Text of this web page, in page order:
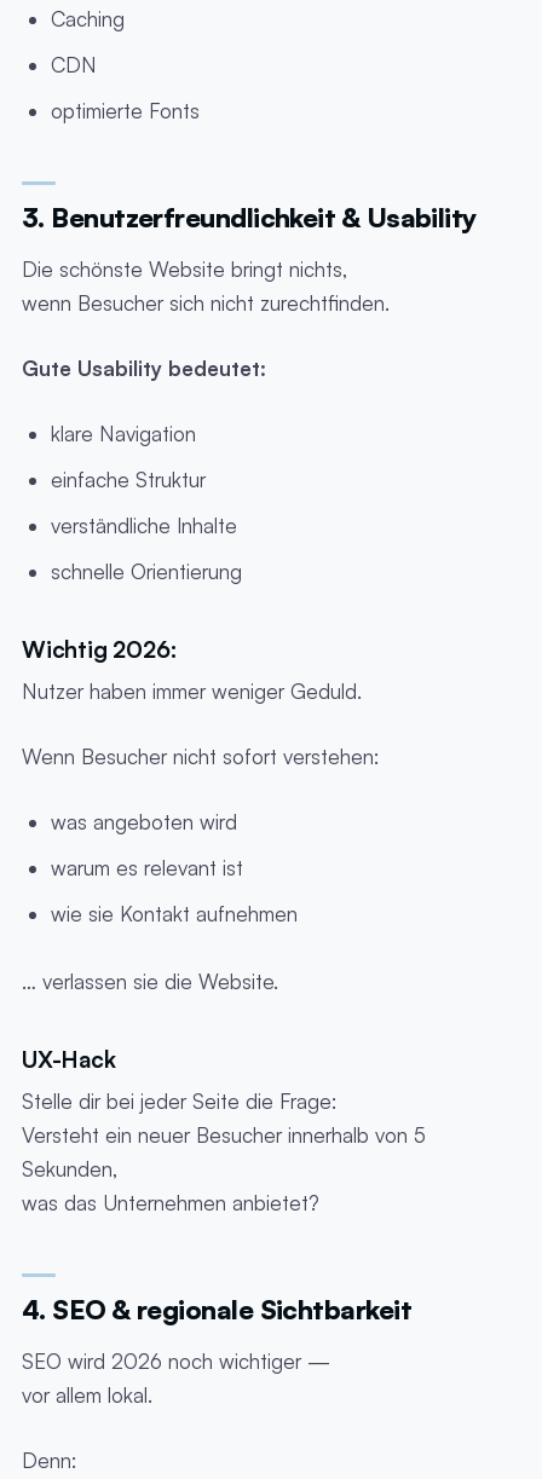
Caching
CDN
optimierte Fonts
3. Benutzerfreundlichkeit & Usability
Die schönste Website bringt nichts,
wenn Besucher sich nicht zurechtfinden.
Gute Usability bedeutet:
klare Navigation
einfache Struktur
verständliche Inhalte
schnelle Orientierung
Wichtig 2026:
Nutzer haben immer weniger Geduld.
Wenn Besucher nicht sofort verstehen:
was angeboten wird
warum es relevant ist
wie sie Kontakt aufnehmen
… verlassen sie die Website.
UX-Hack
Stelle dir bei jeder Seite die Frage:
Versteht ein neuer Besucher innerhalb von 5
Sekunden,
was das Unternehmen anbietet?
4. SEO & regionale Sichtbarkeit
SEO wird 2026 noch wichtiger —
vor allem lokal.
Denn: